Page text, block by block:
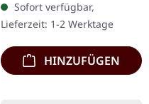
ihrem achten
Studioalbum "To The
Dead" zurück und…
Sofort verfügbar,
Lieferzeit: 1-2 Werktage
HINZUFÜGEN